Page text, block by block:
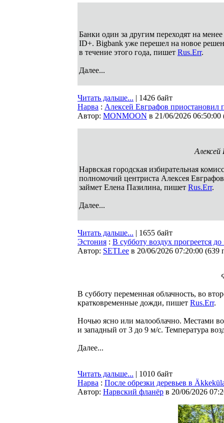
Банки один за другим переходят на
ID+. Bigbank уже перешел на новое
в течение этого года, пишет Rus.Err.
Далее...
Читать дальше... | 1426 байт
Нарва : Алексей Евграфов приостановил
Автор: MONMOON в 21/06/2026 06:50:00
Нарвская городская избирательная
полномочий центриста Алексея
займет Елена Пазилина, пишет Rus.Err.
Далее...
Читать дальше... | 1655 байт
Эстония : В субботу воздух прогреется до
Автор: SETI.ee в 20/06/2026 07:20:00 (639
В субботу переменная облачность, во
кратковременные дожди, пишет Rus.Err.
Ночью ясно или малооблачно. Местами
и западный от 3 до 9 м/с. Температура
Далее...
Читать дальше... | 1010 байт
Нарва : После обрезки деревьев в
Автор: Нарвский фланёр в 20/06/2026